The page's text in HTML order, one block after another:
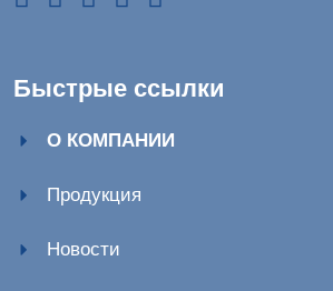
Быстрые ссылки
О КОМПАНИИ
Продукция
Новости